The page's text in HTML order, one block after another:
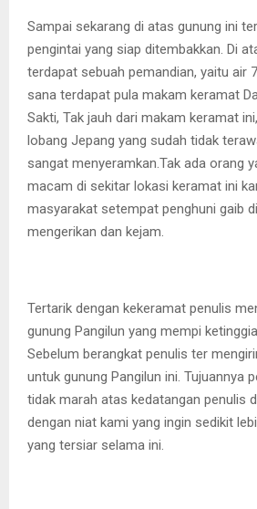
Sampai sekarang di atas gunung ini
pengintai yang siap ditembakkan. Di
terdapat sebuah pemandian, yaitu air
sana terdapat pula makam keramat
Sakti, Tak jauh dari makam keramat
lobang Jepang yang sudah tidak
sangat menyeramkan.Tak ada orang
macam di sekitar lokasi keramat ini
masyarakat setempat penghuni gaib
mengerikan dan kejam.
Tertarik dengan kekeramat penulis
gunung Pangilun yang mempi
Sebelum berangkat penulis ter
untuk gunung Pangilun ini. Tujuannya
tidak marah atas kedatangan penulis
dengan niat kami yang ingin sedikit
yang tersiar selama ini.